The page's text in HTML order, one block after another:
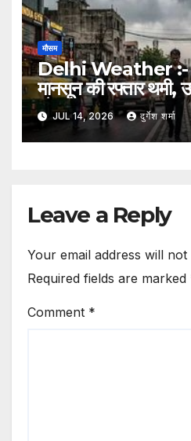
मौसम
Delhi Weather :-
मानसून की रफ्तार थमी,
परेशान
JUL 14, 2026 दुर्गेश शर्मा
Leave a Reply
Your email address will not
Required fields are marked
Comment *